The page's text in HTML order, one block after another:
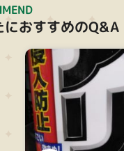
におすすめのQ&A